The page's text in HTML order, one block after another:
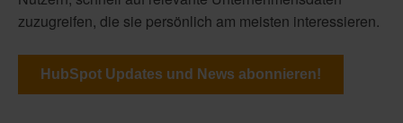
zuzugreifen, die sie persönlich am meisten interessieren.
HubSpot Updates und News abonnieren!